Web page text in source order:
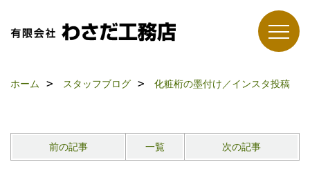
ホーム スタッフブログ 化粧桁の墨付け／インスタ投稿
前の記事 一覧 次の記事